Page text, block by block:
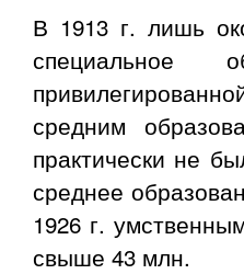
В 1913 г. лишь
специальное
средним
практически не
среднее
1926 г.
свыше 43 млн.